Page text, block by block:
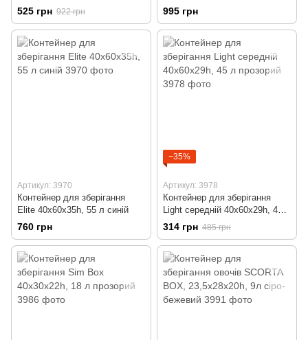
прозорий
525 грн 922 грн
сірий
995 грн
Артикул: 3970
Контейнер для зберігання
Elite 40x60x35h, 55 л синій
760 грн
−35%
Артикул: 3978
Контейнер для зберігання
Light середній 40x60x29h, 45 л
прозорий
314 грн 485 грн